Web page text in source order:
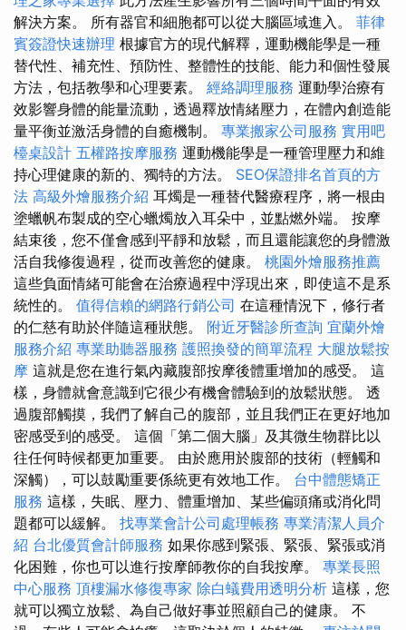
解決方案。 所有器官和細胞都可以從大腦區域進入。 菲律
賓簽證快速辦理 根據官方的現代解釋，運動機能學是一種
替代性、補充性、預防性、整體性的技能、能力和個性發展
方法，包括教學和心理要素。 經絡調理服務 運動學治療有
效影響身體的能量流動，透過釋放情緒壓力，在體內創造能
量平衡並激活身體的自癒機制。 專業搬家公司服務 實用吧
檯桌設計 五權路按摩服務 運動機能學是一種管理壓力和維
持心理健康的新的、獨特的方法。 SEO保證排名首頁的方
法 高級外燴服務介紹 耳燭是一種替代醫療程序，將一根由
塗蠟帆布製成的空心蠟燭放入耳朵中，並點燃外端。 按摩
結束後，您不僅會感到平靜和放鬆，而且還能讓您的身體激
活自我修復過程，從而改善您的健康。 桃園外燴服務推薦
這些負面情緒可能會在治療過程中浮現出來，即使這不是系
統性的。 值得信賴的網路行銷公司 在這種情況下，修行者
的仁慈有助於伴隨這種狀態。 附近牙醫診所查詢 宜蘭外燴
服務介紹 專業助聽器服務 護照換發的簡單流程 大腿放鬆按
摩 這就是您在進行氣內藏腹部按摩後體重增加的感受。 這
樣，身體就會意識到它很少有機會體驗到的放鬆狀態。 透
過腹部觸摸，我們了解自己的腹部，並且我們正在更好地加
密感受到的感受。 這個「第二個大腦」及其微生物群比以
往任何時候都更加重要。 由於應用於腹部的技術（輕觸和
深觸），可以鼓勵重要係統更有效地工作。 台中體態矯正
服務 這樣，失眠、壓力、體重增加、某些偏頭痛或消化問
題都可以緩解。 找專業會計公司處理帳務 專業清潔人員介
紹 台北優質會計師服務 如果你感到緊張、緊張、緊張或消
化困難，你也可以進行按摩師教你的自我按摩。 專業長照
中心服務 頂樓漏水修復專家 除白蟻費用透明分析 這樣，您
就可以獨立放鬆、為自己做好事並照顧自己的健康。 不